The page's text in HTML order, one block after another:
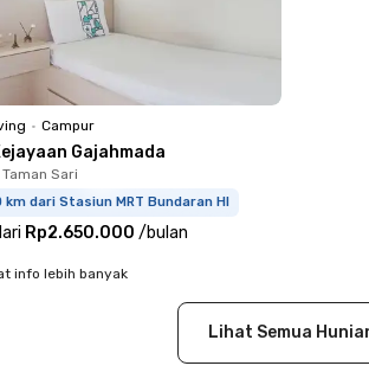
• Campur
Gajahmada
Sari
km dari Stasiun MRT Bundaran HI
Rp2.650.000 /bulan
info lebih banyak
Lihat Semua